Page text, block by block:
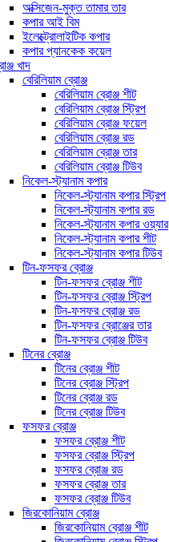
অক্সিজেন-মুক্ত তামার তার
কপার আই বিম
ইলেক্ট্রোলাইটিক কপার
কপার প্যানকেক কয়েল
খাদ
বেরিলিয়াম ব্রোঞ্জ
বেরিলিয়াম ব্রোঞ্জ শীট
বেরিলিয়াম ব্রোঞ্জ স্ট্রিপ
বেরিলিয়াম ব্রোঞ্জ ফয়েল
বেরিলিয়াম ব্রোঞ্জ রড
বেরিলিয়াম ব্রোঞ্জ তার
বেরিলিয়াম ব্রোঞ্জ টিউব
নিকেল-স্ট্যানাম কপার
নিকেল-স্ট্যানাম কপার স্ট্রিপ
নিকেল-স্ট্যানাম কপার রড
নিকেল-স্ট্যানাম কপার ওয়্যার
নিকেল-স্ট্যানাম কপার শীট
নিকেল-স্ট্যানাম কপার টিউব
টিন-ফসফর ব্রোঞ্জ
টিন-ফসফর ব্রোঞ্জ শীট
টিন-ফসফর ব্রোঞ্জ স্ট্রিপ
টিন-ফসফর ব্রোঞ্জ রড
টিন-ফসফর ব্রোঞ্জের তার
টিন-ফসফর ব্রোঞ্জ টিউব
টিনের ব্রোঞ্জ
টিনের ব্রোঞ্জ শীট
টিনের ব্রোঞ্জ স্ট্রিপ
টিনের ব্রোঞ্জ রড
টিনের ব্রোঞ্জ টিউব
ফসফর ব্রোঞ্জ
ফসফর ব্রোঞ্জ শীট
ফসফর ব্রোঞ্জ স্ট্রিপ
ফসফর ব্রোঞ্জ রড
ফসফর ব্রোঞ্জ তার
ফসফর ব্রোঞ্জ টিউব
জিরকোনিয়াম ব্রোঞ্জ
জিরকোনিয়াম ব্রোঞ্জ শীট